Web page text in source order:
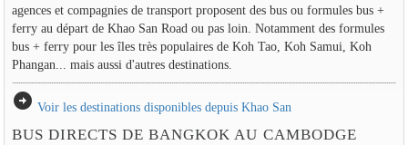
agences et compagnies de transport proposent des bus ou formules bus +
ferry au départ de Khao San Road ou pas loin. Notamment des formules
bus + ferry pour les îles très populaires de Koh Tao, Koh Samui, Koh
Phangan... mais aussi d'autres destinations.
arrow_circle_right Voir les destinations disponibles depuis Khao San
BUS DIRECTS DE BANGKOK AU CAMBODGE